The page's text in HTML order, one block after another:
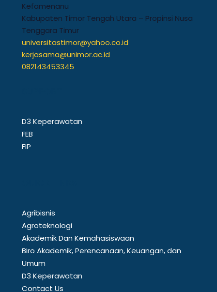
Kefamenanu
Kabupaten Timor Tengah Utara – Propinsi Nusa
Tenggara Timur
universitastimor@yahoo.co.id
kerjasama@unimor.ac.id
082143453345
D3 Keperawatan
FEB
FIP
Agribisnis
Agroteknologi
Akademik Dan Kemahasiswaan
Biro Akademik, Perencanaan, Keuangan, dan
Umum
D3 Keperawatan
Contact Us